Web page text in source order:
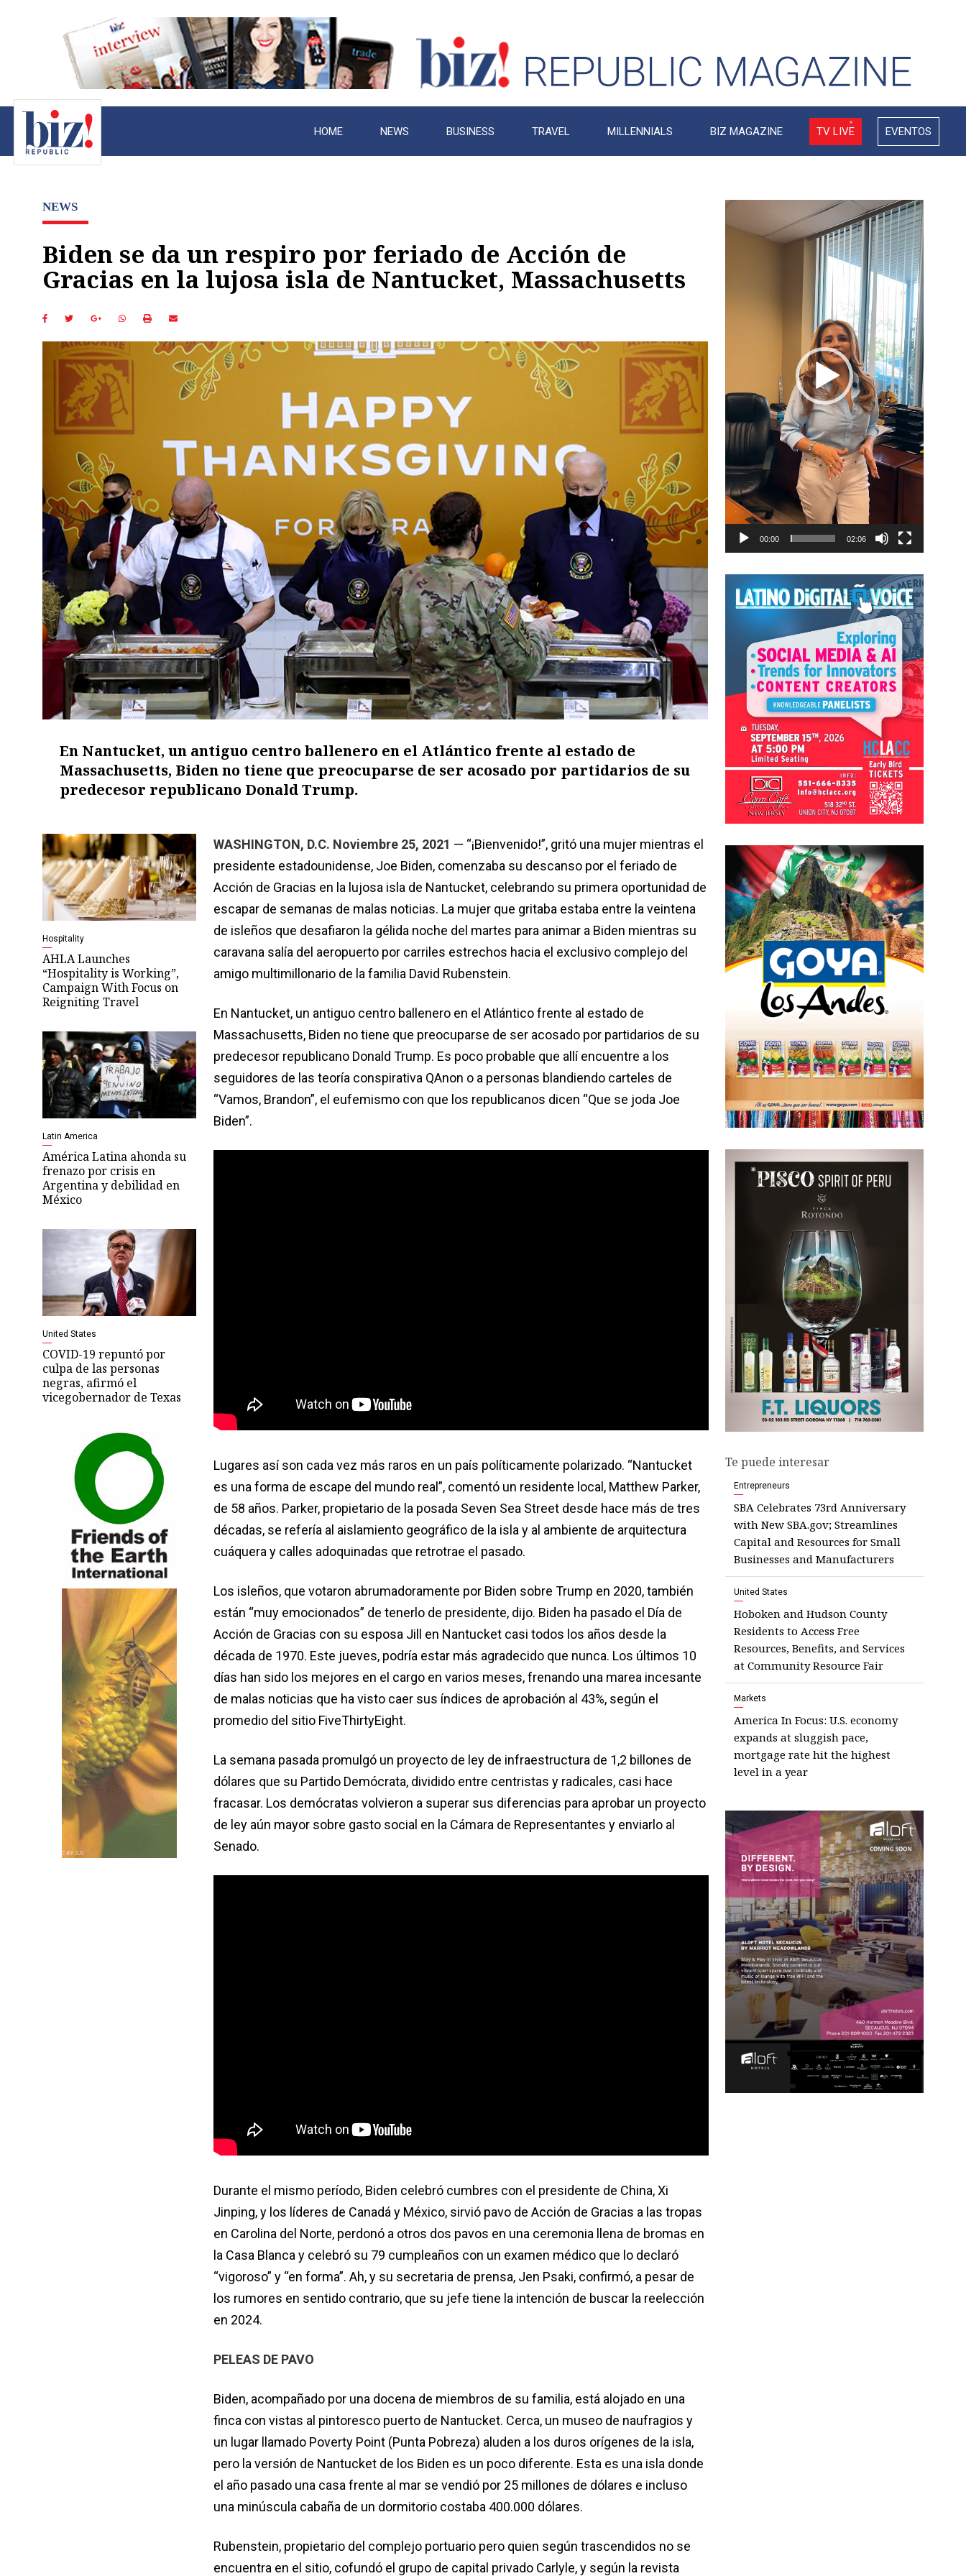
HOME NEWS BUSINESS TRAVEL MILLENNIALS BIZ MAGAZINE TV LIVE EVENTOS
NEWS
Biden se da un respiro por feriado de Acción de
Gracias en la lujosa isla de Nantucket, Massachusetts
En Nantucket, un antiguo centro ballenero en el Atlántico frente al estado de
Massachusetts, Biden no tiene que preocuparse de ser acosado por partidarios de su
predecesor republicano Donald Trump.
Hospitality
AHLA Launches
“Hospitality is Working”,
Campaign With Focus on
Reigniting Travel
Latin America
América Latina ahonda su
frenazo por crisis en
Argentina y debilidad en
México
United States
COVID-19 repuntó por
culpa de las personas
negras, afirmó el
vicegobernador de Texas
WASHINGTON, D.C. Noviembre 25, 2021 — “¡Bienvenido!”, gritó una mujer mientras el
presidente estadounidense, Joe Biden, comenzaba su descanso por el feriado de
Acción de Gracias en la lujosa isla de Nantucket, celebrando su primera oportunidad de
escapar de semanas de malas noticias. La mujer que gritaba estaba entre la veintena
de isleños que desafiaron la gélida noche del martes para animar a Biden mientras su
caravana salía del aeropuerto por carriles estrechos hacia el exclusivo complejo del
amigo multimillonario de la familia David Rubenstein.
En Nantucket, un antiguo centro ballenero en el Atlántico frente al estado de
Massachusetts, Biden no tiene que preocuparse de ser acosado por partidarios de su
predecesor republicano Donald Trump. Es poco probable que allí encuentre a los
seguidores de las teoría conspirativa QAnon o a personas blandiendo carteles de
“Vamos, Brandon”, el eufemismo con que los republicanos dicen “Que se joda Joe
Biden”.
Lugares así son cada vez más raros en un país políticamente polarizado. “Nantucket
es una forma de escape del mundo real”, comentó un residente local, Matthew Parker,
de 58 años. Parker, propietario de la posada Seven Sea Street desde hace más de tres
décadas, se refería al aislamiento geográfico de la isla y al ambiente de arquitectura
cuáquera y calles adoquinadas que retrotrae el pasado.
Los isleños, que votaron abrumadoramente por Biden sobre Trump en 2020, también
están “muy emocionados” de tenerlo de presidente, dijo. Biden ha pasado el Día de
Acción de Gracias con su esposa Jill en Nantucket casi todos los años desde la
década de 1970. Este jueves, podría estar más agradecido que nunca. Los últimos 10
días han sido los mejores en el cargo en varios meses, frenando una marea incesante
de malas noticias que ha visto caer sus índices de aprobación al 43%, según el
promedio del sitio FiveThirtyEight.
La semana pasada promulgó un proyecto de ley de infraestructura de 1,2 billones de
dólares que su Partido Demócrata, dividido entre centristas y radicales, casi hace
fracasar. Los demócratas volvieron a superar sus diferencias para aprobar un proyecto
de ley aún mayor sobre gasto social en la Cámara de Representantes y enviarlo al
Senado.
Durante el mismo período, Biden celebró cumbres con el presidente de China, Xi
Jinping, y los líderes de Canadá y México, sirvió pavo de Acción de Gracias a las tropas
en Carolina del Norte, perdonó a otros dos pavos en una ceremonia llena de bromas en
la Casa Blanca y celebró su 79 cumpleaños con un examen médico que lo declaró
“vigoroso” y “en forma”. Ah, y su secretaria de prensa, Jen Psaki, confirmó, a pesar de
los rumores en sentido contrario, que su jefe tiene la intención de buscar la reelección
en 2024.
PELEAS DE PAVO
Biden, acompañado por una docena de miembros de su familia, está alojado en una
finca con vistas al pintoresco puerto de Nantucket. Cerca, un museo de naufragios y
un lugar llamado Poverty Point (Punta Pobreza) aluden a los duros orígenes de la isla,
pero la versión de Nantucket de los Biden es un poco diferente. Esta es una isla donde
el año pasado una casa frente al mar se vendió por 25 millones de dólares e incluso
una minúscula cabaña de un dormitorio costaba 400.000 dólares.
Rubenstein, propietario del complejo portuario pero quien según trascendidos no se
encuentra en el sitio, cofundó el grupo de capital privado Carlyle, y según la revista
Video
Player
00:00 02:06
Te puede interesar
Entrepreneurs
SBA Celebrates 73rd Anniversary
with New SBA.gov; Streamlines
Capital and Resources for Small
Businesses and Manufacturers
United States
Hoboken and Hudson County
Residents to Access Free
Resources, Benefits, and Services
at Community Resource Fair
Markets
America In Focus: U.S. economy
expands at sluggish pace,
mortgage rate hit the highest
level in a year